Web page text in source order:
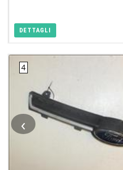
DETTAGLI
‹